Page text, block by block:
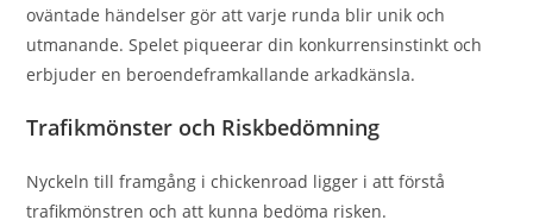
oväntade händelser gör att varje runda blir unik och
utmanande. Spelet piqueerar din konkurrensinstinkt och
erbjuder en beroendeframkallande arkadkänsla.
Trafikmönster och Riskbedömning
Nyckeln till framgång i chickenroad ligger i att förstå
trafikmönstren och att kunna bedöma risken.